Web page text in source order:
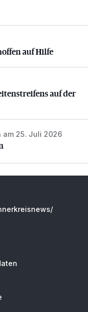
auf Hilfe
auf Hilfe
auf der A3
auf der
am 25. Juli 2026